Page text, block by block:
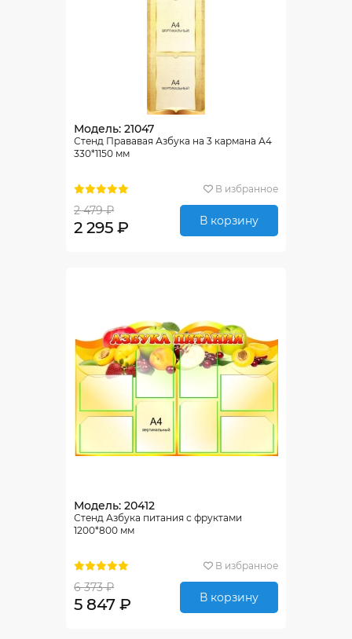
Модель: 21047
Стенд Прававая Азбука на 3 кармана А4
330*1150 мм
В избранное
2 479 ₽
2 295 ₽ В корзину
Модель: 20412
Стенд Азбука питания с фруктами
1200*800 мм
В избранное
6 373 ₽
5 847 ₽ В корзину